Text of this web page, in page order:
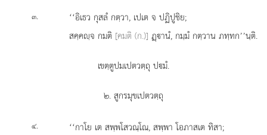
๓. ‘‘อิเธว กุสลํ กตฺวา, เปเต จ ปฏิปูชิย;
สคฺคฺจ กมติ [คมติ (ก.)] ฏฺานํ, กมฺมํ กตฺวาน ภทฺทก’’นฺติ.
เขตฺตูปมเปตวตฺถุ ปมํ.
๒. สูกรมุขเปตวตฺถุ
๔. ‘‘กาโย เต สพฺพโสวณฺโณ, สพฺพา โอภาสเต ทิสา;